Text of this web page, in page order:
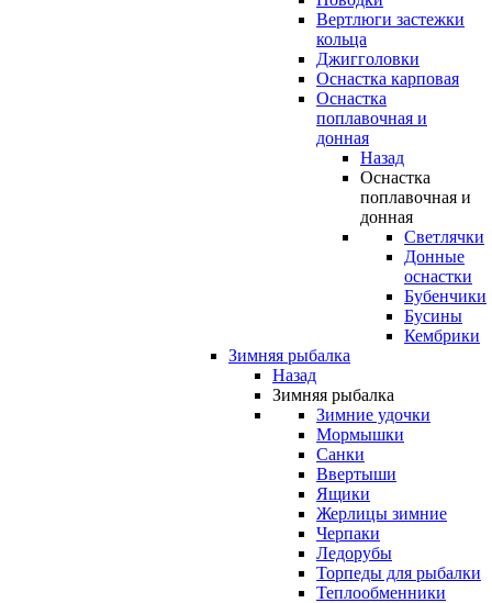
Вертлюги застежки
кольца
Джигголовки
Оснастка карповая
Оснастка
поплавочная и
донная
Назад
Оснастка
поплавочная и
донная
Светлячки
Донные
оснастки
Бубенчики
Бусины
Кембрики
Зимняя рыбалка
Назад
Зимняя рыбалка
Зимние удочки
Мормышки
Санки
Ввертыши
Ящики
Жерлицы зимние
Черпаки
Ледорубы
Торпеды для рыбалки
Теплообменники